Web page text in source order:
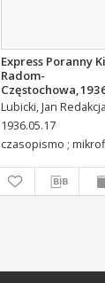
Express Poranny
Radom-
Lubicki, Jan Redakcja
1936.05.17
czasopismo ;